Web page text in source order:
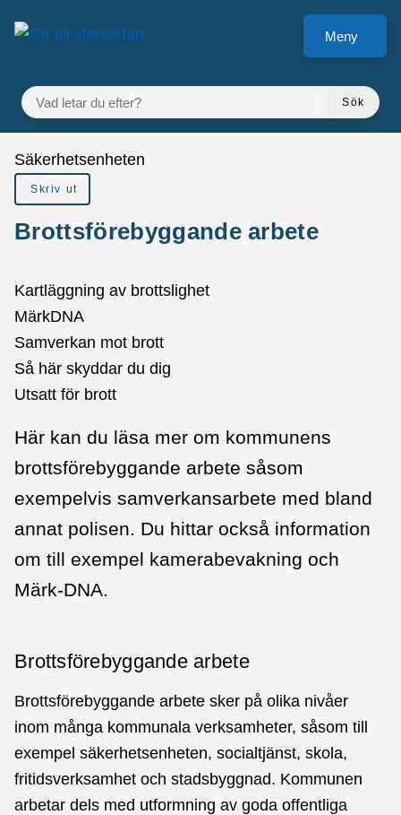
Gå till innehåll
till sidomeny
Meny
VAD LETAR DU EFTER?
Sök
Du är här:
Säkerhetsenheten
Skriv ut
Brottsförebyggande arbete
Kartläggning av brottslighet
MärkDNA
Samverkan mot brott
Så här skyddar du dig
Utsatt för brott
Här kan du läsa mer om kommunens
brottsförebyggande arbete såsom
exempelvis samverkansarbete med bland
annat polisen. Du hittar också information
om till exempel kamerabevakning och
Märk-DNA.
Brottsförebyggande arbete
Brottsförebyggande arbete sker på olika nivåer
inom många kommunala verksamheter, såsom till
exempel säkerhetsenheten, socialtjänst, skola,
fritidsverksamhet och stadsbyggnad. Kommunen
arbetar dels med utformning av goda offentliga